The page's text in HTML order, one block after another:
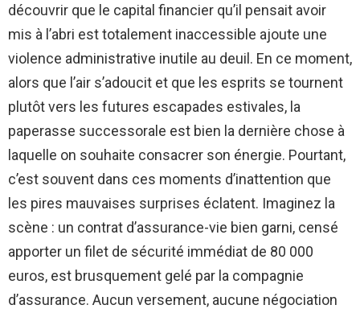
découvrir que le capital financier qu’il pensait avoir
mis à l’abri est totalement inaccessible ajoute une
violence administrative inutile au deuil. En ce moment,
alors que l’air s’adoucit et que les esprits se tournent
plutôt vers les futures escapades estivales, la
paperasse successorale est bien la dernière chose à
laquelle on souhaite consacrer son énergie. Pourtant,
c’est souvent dans ces moments d’inattention que
les pires mauvaises surprises éclatent. Imaginez la
scène : un contrat d’assurance-vie bien garni, censé
apporter un filet de sécurité immédiat de 80 000
euros, est brusquement gelé par la compagnie
d’assurance. Aucun versement, aucune négociation